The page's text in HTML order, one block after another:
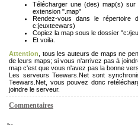
Télécharger une (des) map(s)
extension ".map"
Rendez-vous dans le répertoire
c:jeuxteewars)
Copiez la map sous le dossier "c:/
Et voila.
Attention , tous les auteurs de maps ne
de leurs maps; si vous n'arrivez pas à
map c'est que vous n'avez pas la bonne
Les serveurs Teewars.Net sont
Teewars.Net, vous pouvez donc
joindre le serveur.
Commentaires